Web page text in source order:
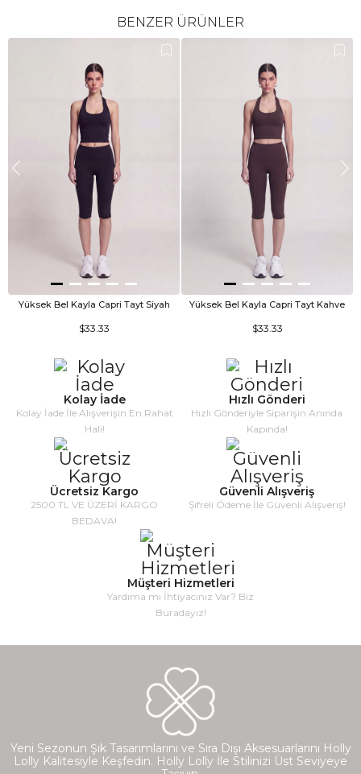
BENZER ÜRÜNLER
Yüksek Bel Kayla Capri Tayt Siyah
$33.33
Yüksek Bel Kayla Capri Tayt Kahve
$33.33
Kolay İade
Kolay İade İle Alışverişin En Rahat
Hali!
Hızlı Gönderi
Hızlı Gönderiyle Siparişin Anında
Kapında!
Ücretsiz Kargo
2500 TL VE ÜZERİ KARGO
BEDAVA!
Güvenli Alışveriş
Şifreli Ödeme İle Güvenli Alışveriş!
Müşteri Hizmetleri
Yardıma mı İhtiyacınız Var? Biz
Buradayız!
Yeni Sezonun Şık Tasarımlarını ve Sıra Dışı Aksesuarlarını Holly
Lolly Kalitesiyle Keşfedin. Holly Lolly İle Stilinizi Üst Seviyeye